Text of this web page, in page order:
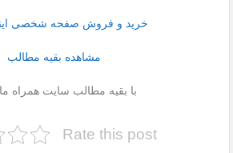
خرید و فروش صفحه شخصی
مشاهده بقیه مطالب
با بقیه مطالب سایت همراه
Rate this post